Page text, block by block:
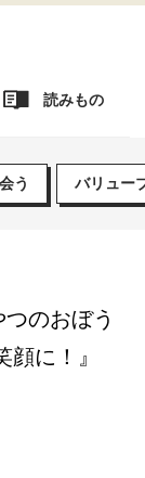
読みもの
う バリュー
のおぼう
に！』